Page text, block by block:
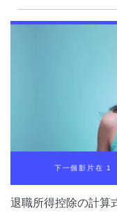
下一個影片在 1
退職所得控除の計算